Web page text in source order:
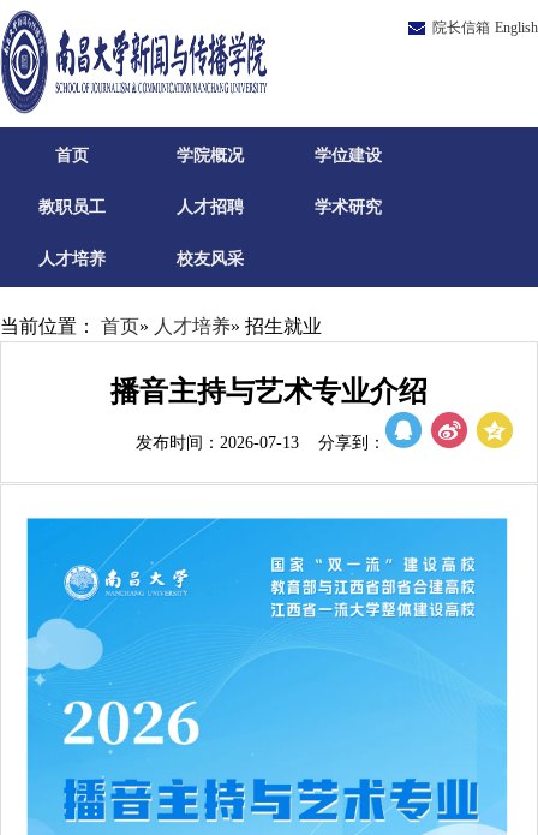
院长信箱 English
首页 学院概况 学位建设
教职员工 人才招聘 学术研究
人才培养 校友风采
当前位置： 首页» 人才培养» 招生就业
播音主持与艺术专业介绍
发布时间：2026-07-13 分享到：